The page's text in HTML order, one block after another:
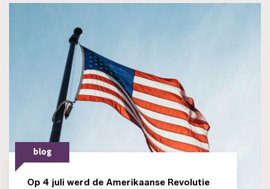
blog
Op 4 juli werd de Amerikaanse Revolutie